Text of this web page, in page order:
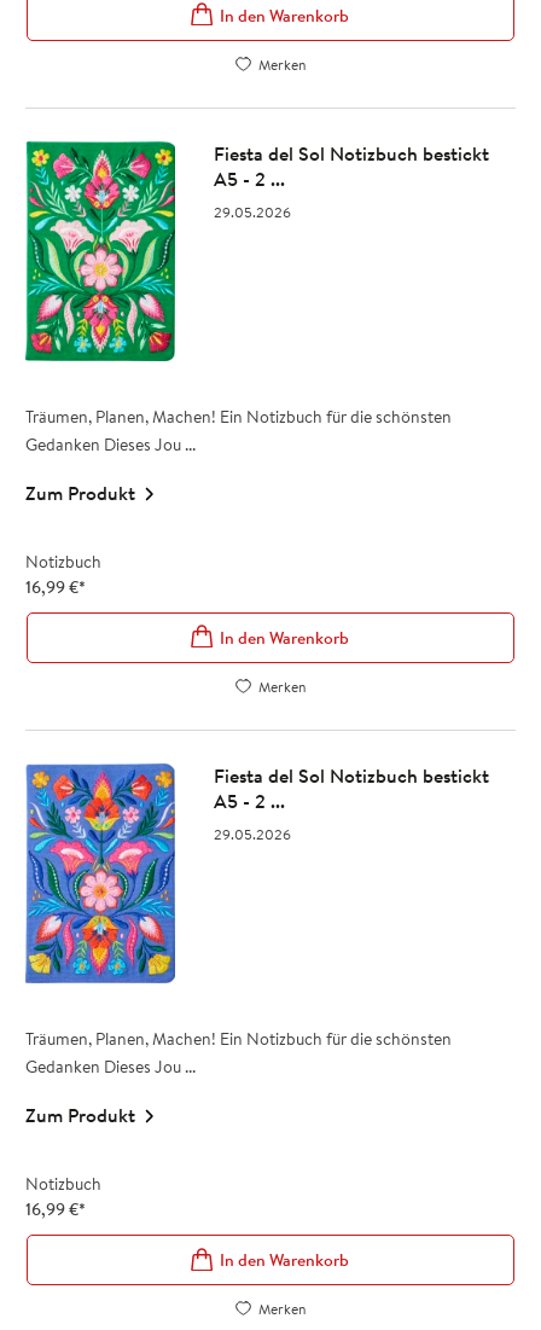
In den Warenkorb
Merken
Fiesta del Sol Notizbuch bestickt
A5 - 2 ...
29.05.2026
Träumen, Planen, Machen! Ein Notizbuch für die schönsten
Gedanken Dieses Jou ...
Zum Produkt
Notizbuch
16,99€*
In den Warenkorb
Merken
Fiesta del Sol Notizbuch bestickt
A5 - 2 ...
29.05.2026
Träumen, Planen, Machen! Ein Notizbuch für die schönsten
Gedanken Dieses Jou ...
Zum Produkt
Notizbuch
16,99€*
In den Warenkorb
Merken